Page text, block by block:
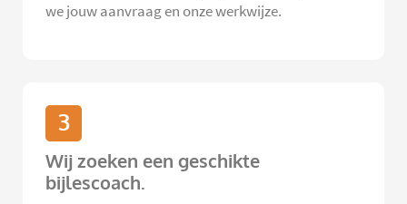
we jouw aanvraag en onze werkwijze.
3
Wij zoeken een geschikte
bijlescoach.